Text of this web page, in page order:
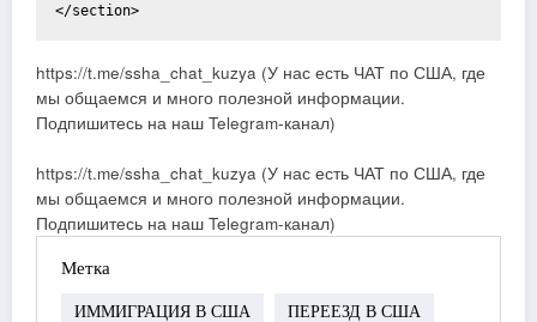
</section>
https://t.me/ssha_chat_kuzya (У нас есть ЧАТ по США, где
мы общаемся и много полезной информации.
Подпишитесь на наш Telegram-канал)
https://t.me/ssha_chat_kuzya (У нас есть ЧАТ по США, где
мы общаемся и много полезной информации.
Подпишитесь на наш Telegram-канал)
Метка
ИММИГРАЦИЯ В США ПЕРЕЕЗД В США